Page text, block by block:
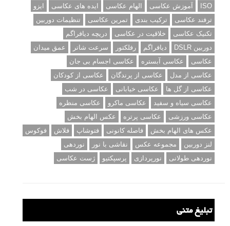
ISO آموزش عکاسی الهام عکاسی ایده های عکاسی
ایزو
ترفند عکاسی
ترکیب بندی تمرین عکاسی
تنظیمات دوربین
تکنیک عکاسی
خلاقیت در عکاسی
دریچه دیافراگم
دوربین DSLR
دیافراگم رفلکتور سرعت شاتر
عمق میدان
عکاسی
عکاسی آبستره
عکاسی اجسام بی جان
عکاسی از مدل
عکاسی از پرندگان
عکاسی از کودکان
عکاسی از گل ها
عکاسی خیابانی
عکاسی در شب
عکاسی سیاه و سفید
عکاسی ماکرو
عکاسی منظره
عکاسی ورزشی
عکاسی پرتره
عکس الهام بخش
عکس های الهام بخش
فاصله کانونی فتوشاپ فلاش
فوکوس
لنز دوربین
مجموعه عکس نقاشی با نور
نوردهی
نوردهی طولانی
نورپردازی پرسپکتیو ژست عکاسی
تبلیغ متنی